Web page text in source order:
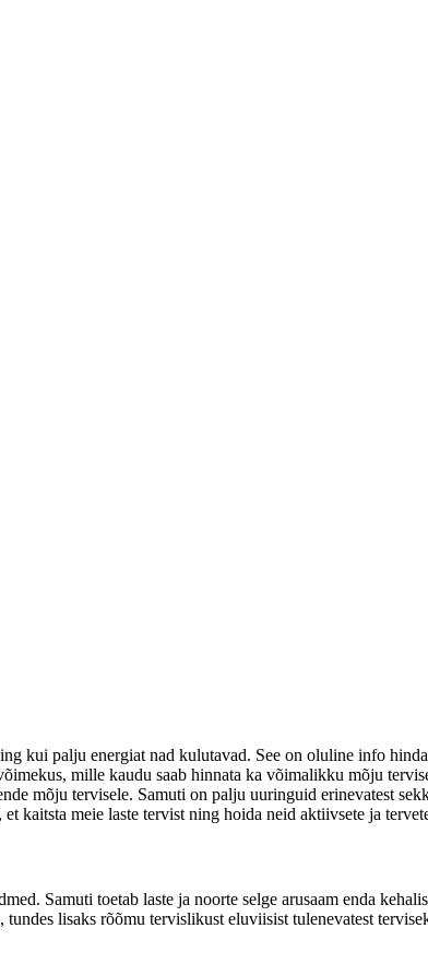
kui palju energiat nad kulutavad. See on oluline info
mille kaudu saab hinnata ka võimalikku mõju
mõju tervisele. Samuti on palju uuringuid erinevatest
kaitsta meie laste tervist ning hoida neid aktiivsete ja
Samuti toetab laste ja noorte selge arusaam enda
lisaks rõõmu tervislikust eluviisist tulenevatest